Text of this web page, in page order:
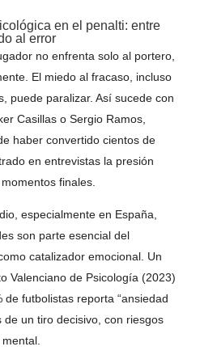
en el penalti: entre
al error
no enfrenta solo al portero,
El miedo al fracaso, incluso
puede paralizar. Así sucede con
Casillas o Sergio Ramos,
haber convertido cientos de
en entrevistas la presión
finales.
especialmente en España,
son parte esencial del
catalizador emocional. Un
Valenciano de Psicología (2023)
de futbolistas reporta “ansiedad
de un tiro decisivo, con riesgos